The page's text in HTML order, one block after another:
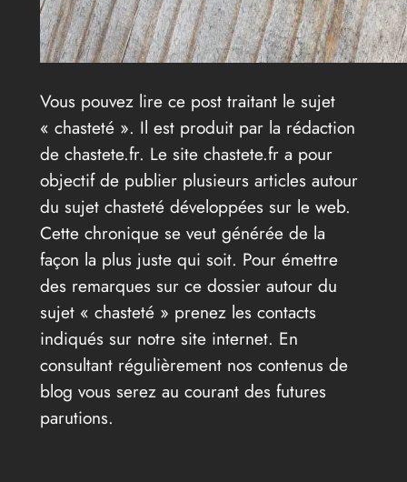
Vous pouvez lire ce post traitant le sujet
« chasteté ». Il est produit par la rédaction
de chastete.fr. Le site chastete.fr a pour
objectif de publier plusieurs articles autour
du sujet chasteté développées sur le web.
Cette chronique se veut générée de la
façon la plus juste qui soit. Pour émettre
des remarques sur ce dossier autour du
sujet « chasteté » prenez les contacts
indiqués sur notre site internet. En
consultant régulièrement nos contenus de
blog vous serez au courant des futures
parutions.